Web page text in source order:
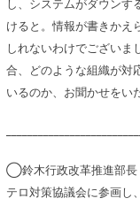
し、システムがダウンす
けると。情報が書きかえ
しれないわけでございま
合、どのような組織が対
いるのか、お聞かせをい
◯鈴木行政改革推進部長
テロ対策協議会に参画し